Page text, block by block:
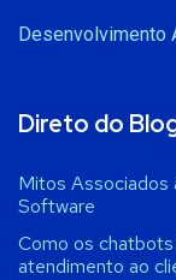
Desenvolvimento
Direto do
Mitos Associados
Software
Como os
atendimento ao